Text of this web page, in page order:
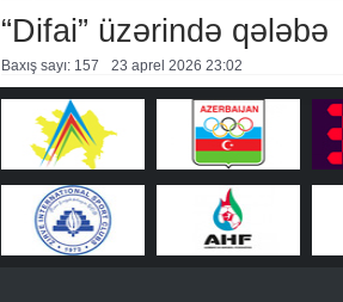
“Difai” üzərində qələbə
Baxış sayı: 157 23 aprel 2026 23:02